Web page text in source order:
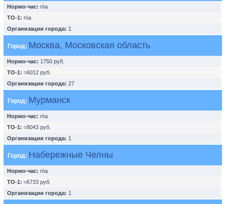
Нормо-час: n\a
ТО-1: n\a
Организации города: 1
Город: Москва, Московская область
Нормо-час: 1750 руб.
ТО-1: ≈6012 руб.
Организации города: 27
Город: Мурманск
Нормо-час: n\a
ТО-1: ≈8043 руб.
Организации города: 1
Город: Набережные Челны
Нормо-час: n\a
ТО-1: ≈6733 руб.
Организации города: 1